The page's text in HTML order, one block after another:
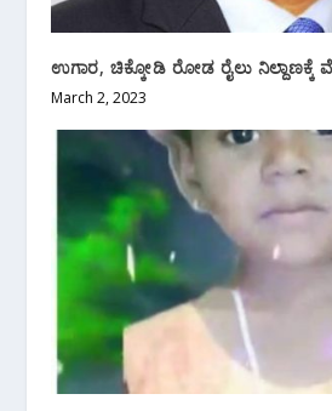
ಉಗಾರ, ಚಿಕ್ಕೋಡಿ ರೋಡ ರೈಲು ನಿಲ್ದಾಣಕ್ಕೆ
March 2, 2023